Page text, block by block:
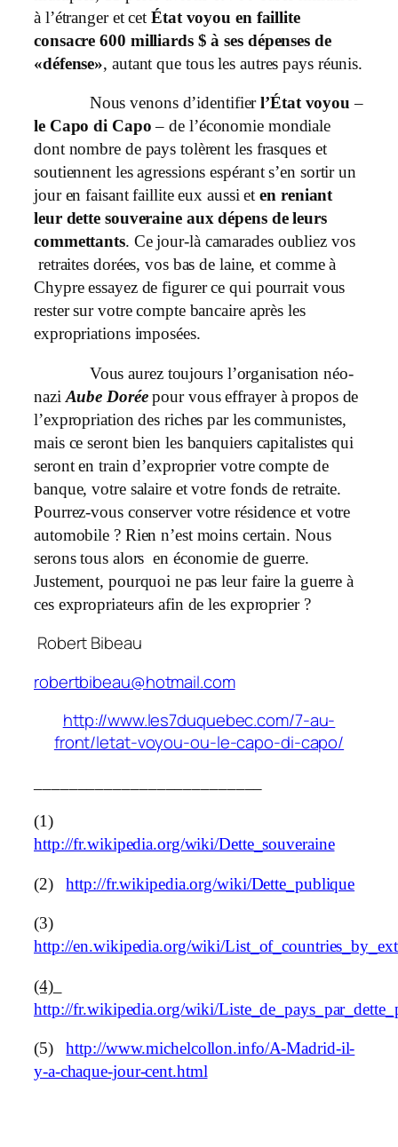
à l’étranger et cetÉtat voyou en faillite
consacre 600 milliards $ à ses dépenses de
«défense», autant que tous les autres pays réunis.
Nous venons d’identifierl’État voyou –
le Capo di Capo – de l’économie mondiale
dont nombre de pays tolèrent les frasques et
soutiennent les agressions espérant s’en sortir un
jour en faisant faillite eux aussi eten reniant
leur dette souveraine aux dépens de leurs
commettants. Ce jour-là camarades oubliez vos
retraites dorées, vos bas de laine, et comme à
Chypre essayez de figurer ce qui pourrait vous
rester sur votre compte bancaire après les
expropriations imposées.
Vous aurez toujours l’organisation néo-
nazi Aube Doréepour vous effrayer à propos de
l’expropriation des riches par les communistes,
mais ce seront bien les banquiers capitalistes qui
seront en train d’exproprier votre compte de
banque, votre salaire et votre fonds de retraite.
Pourrez-vous conserver votre résidence et votre
automobile ? Rien n’est moins certain. Nous
serons tous alors en économie de guerre.
Justement, pourquoi ne pas leur faire la guerre à
ces expropriateurs afin de les exproprier ?
Robert Bibeau
robertbibeau@hotmail.com
http://www.les7duquebec.com/7-au-
front/letat-voyou-ou-le-capo-di-capo/
(1)
http://fr.wikipedia.org/wiki/Dette_souveraine
(2) http://fr.wikipedia.org/wiki/Dette_publique
(3)
http://en.wikipedia.org/wiki/
(4)
http://fr.wikipedia.org/wiki/
(5)
http://www.michelcollon.info/A-Madrid-il-
y-a-chaque-jour-cent.html